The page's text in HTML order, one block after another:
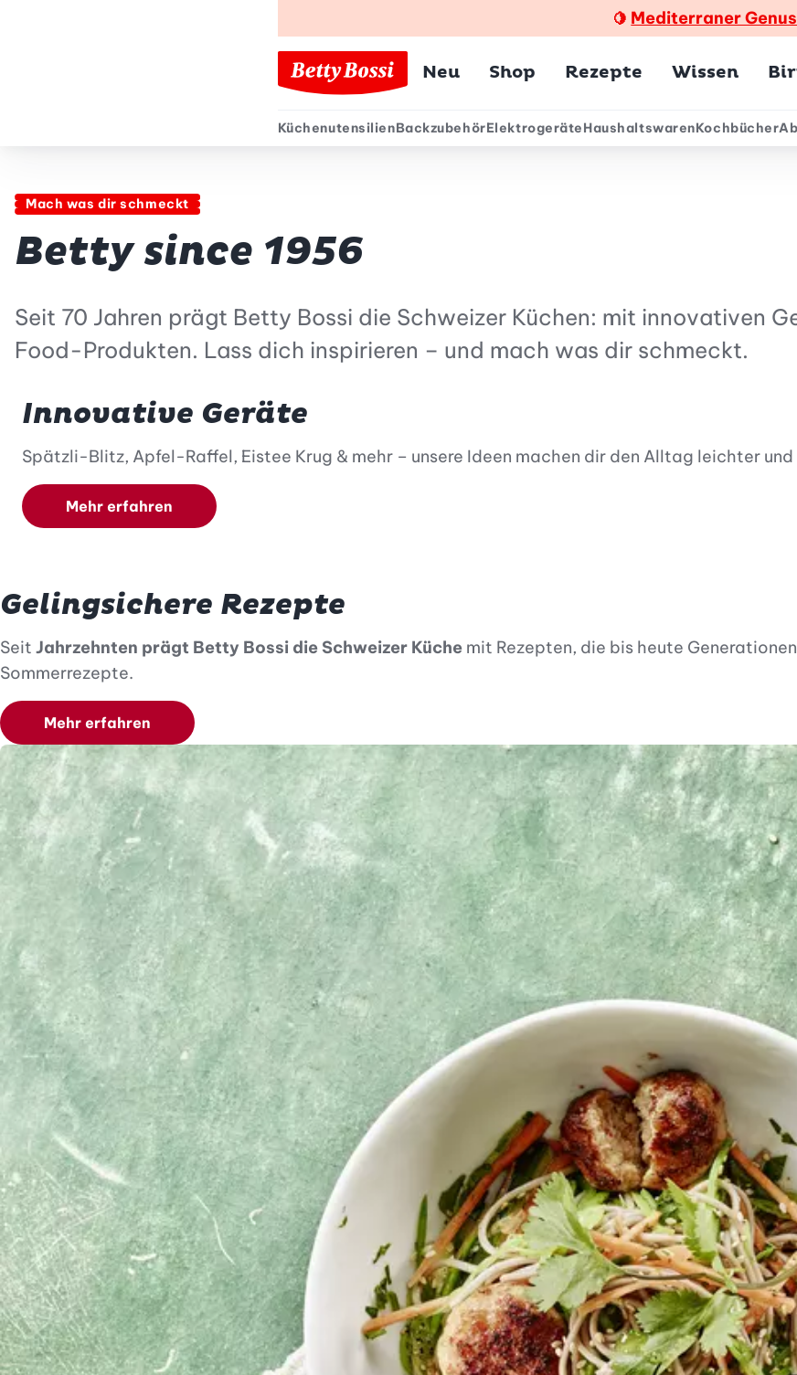
🍋 Mediterraner
Hauptmenü
Neu Shop Rezepte Wissen
Sekundärmenü
KüchenutensilienBackzubehörElektrogeräteHaushaltswarenKochbücher
Mach was dir schmeckt
Betty since 1956
Seit 70 Jahren prägt Betty Bossi die Schweizer Küchen: mit innovativen
Food-Produkten. Lass dich inspirieren – und mach was dir schmeckt.
Innovative Geräte
Spätzli-Blitz, Apfel-Raffel, Eistee Krug & mehr – unsere Ideen machen dir den Alltag leichter und
Mehr erfahren
Gelingsichere Rezepte
Seit Jahrzehnten prägt Betty Bossi die Schweizer Küche mit Rezepten, die bis heute
Sommerrezepte.
Mehr erfahren